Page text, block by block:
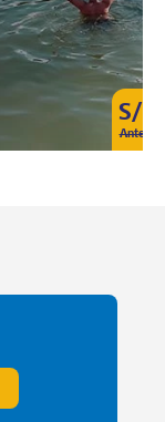
S/
Antes